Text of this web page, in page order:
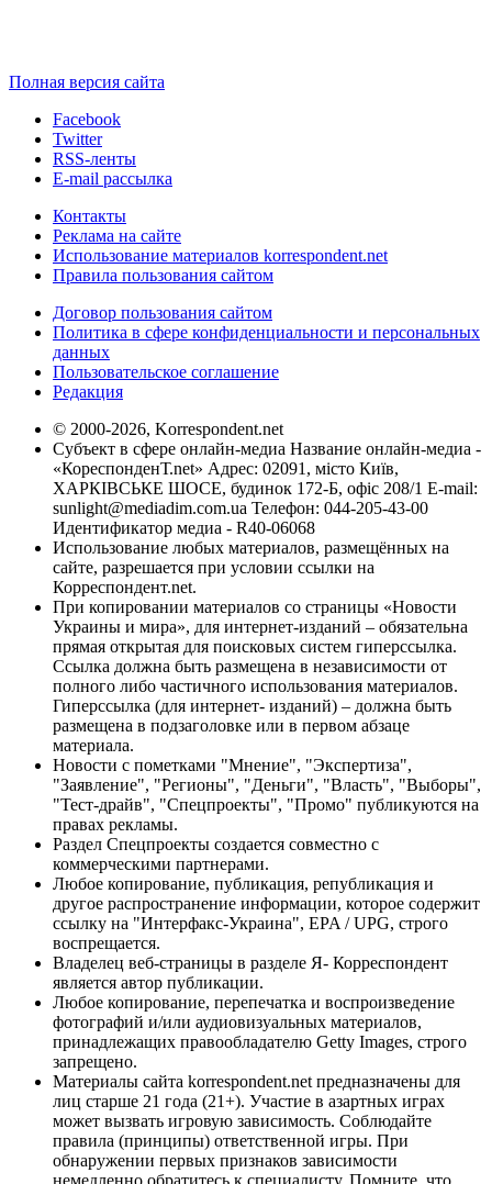
Полная версия сайта
Facebook
Twitter
RSS-ленты
E-mail рассылка
Контакты
Реклама на сайте
Использование материалов korrespondent.net
Правила пользования сайтом
Договор пользования сайтом
Политика в сфере конфиденциальности и персональных
данных
Пользовательское соглашение
Редакция
© 2000-2026, Korrespondent.net
Субъект в сфере онлайн-медиа Название онлайн-медиа -
«КореспонденТ.net» Адрес: 02091, місто Київ,
ХАРКІВСЬКЕ ШОСЕ, будинок 172-Б, офіс 208/1 E-mail:
sunlight@mediadim.com.ua Телефон: 044-205-43-00
Идентификатор медиа - R40-06068
Использование любых материалов, размещённых на
сайте, разрешается при условии ссылки на
Корреспондент.net.
При копировании материалов со страницы «Новости
Украины и мира», для интернет-изданий – обязательна
прямая открытая для поисковых систем гиперссылка.
Ссылка должна быть размещена в независимости от
полного либо частичного использования материалов.
Гиперссылка (для интернет- изданий) – должна быть
размещена в подзаголовке или в первом абзаце
материала.
Новости с пометками "Мнение", "Экспертиза",
"Заявление", "Регионы", "Деньги", "Власть", "Выборы",
"Тест-драйв", "Спецпроекты", "Промо" публикуются на
правах рекламы.
Раздел Спецпроекты создается совместно с
коммерческими партнерами.
Любое копирование, публикация, републикация и
другое распространение информации, которое содержит
ссылку на "Интерфакс-Украина", EPA / UPG, строго
воспрещается.
Владелец веб-страницы в разделе Я- Корреспондент
является автор публикации.
Любое копирование, перепечатка и воспроизведение
фотографий и/или аудиовизуальных материалов,
принадлежащих правообладателю Getty Images, строго
запрещено.
Материалы сайта korrespondent.net предназначены для
лиц старше 21 года (21+). Участие в азартных играх
может вызвать игровую зависимость. Соблюдайте
правила (принципы) ответственной игры. При
обнаружении первых признаков зависимости
немедленно обратитесь к специалисту. Помните, что